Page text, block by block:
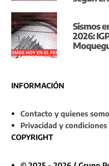
Sismos
2026:
INFORMACIÓN
Contacto y quienes
Privacidad y condiciones
COPYRIGHT